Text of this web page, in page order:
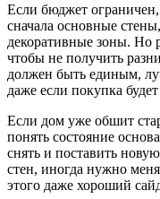
Если бюджет
сначала основные
декоративные зоны. Но
чтобы не получить
должен быть единым,
даже если покупка
Если дом уже обшит
понять состояние
снять и поставить
стен, иногда нужно
этого даже хороший